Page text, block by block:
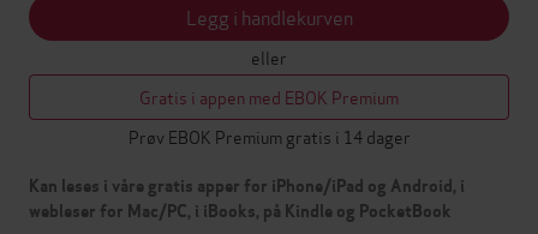
Legg i handlekurven
eller
Gratis i appen med EBOK Premium
Prøv EBOK Premium gratis i 14 dager
Kan leses i våre gratis apper for iPhone/iPad og Android, i
webleser for Mac/PC, i iBooks, på Kindle og PocketBook